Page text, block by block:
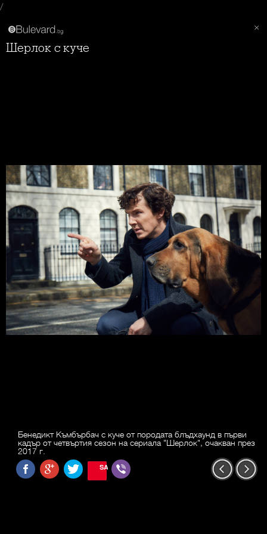
/
Шерлок с куче
Бенедикт Къмбърбач с куче от породата блъдхаунд в първи
кадър от четвъртия сезон на сериала "Шерлок", очакван през
2017 г.
SAVE